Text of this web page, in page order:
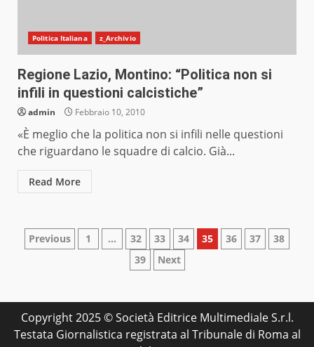
Politica Italiana z_Archivio
Regione Lazio, Montino: “Politica non si
infili in questioni calcistiche”
admin Febbraio 10, 2010
«È meglio che la politica non si infili nelle questioni
che riguardano le squadre di calcio. Già...
Read More
Paginazione
articoli
Previous 1 … 32 33 34 35 36 37
38
39
Next
Copyright 2025 © Società Editrice Multimediale S.r.l.
Testata Giornalistica registrata al Tribunale di Roma al